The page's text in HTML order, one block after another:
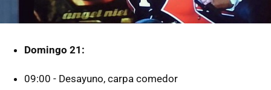
Domingo 21:
09:00 - Desayuno, carpa comedor